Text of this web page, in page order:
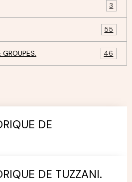
3
55
GROUPES. 46
DE
DE TUZZANI.